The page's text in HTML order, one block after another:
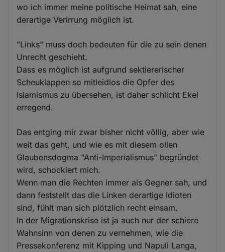
wo ich immer meine politische Heimat sah, eine
derartige Verirrung möglich ist.
"Links" muss doch bedeuten für die zu sein denen
Unrecht geschieht.
Dass es möglich ist aufgrund sektiererischer
Scheuklappen so mitleidlos die Opfer des
Islamismus zu übersehen, ist daher schlicht Ekel
erregend.
Das entging mir zwar bisher nicht völlig, aber wie
weit das geht, und wie es mit diesem ollen
Glaubensdogma "Anti-Imperialismus" begründet
wird, schockiert mich.
Wenn man die Rechten immer als Gegner sah, und
dann feststellt das die Linken derartige Idioten
sind, fühlt man sich plötzlich recht einsam.
In der Migrationskrise ist ja auch nur der schiere
Wahnsinn von denen zu vernehmen, wie die
Pressekonferenz mit Kipping und Napuli Langa,